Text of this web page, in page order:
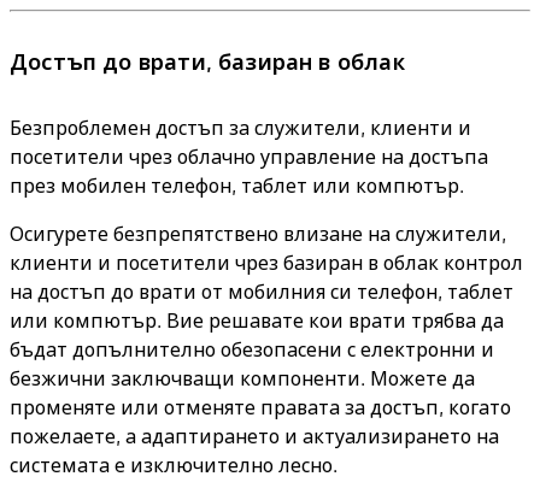
Достъп до врати, базиран в облак
Безпроблемен достъп за служители, клиенти и
посетители чрез облачно управление на достъпа
през мобилен телефон, таблет или компютър.
Осигурете безпрепятствено влизане на служители,
клиенти и посетители чрез базиран в облак контрол
на достъп до врати от мобилния си телефон, таблет
или компютър. Вие решавате кои врати трябва да
бъдат допълнително обезопасени с електронни и
безжични заключващи компоненти. Можете да
променяте или отменяте правата за достъп, когато
пожелаете, а адаптирането и актуализирането на
системата е изключително лесно.